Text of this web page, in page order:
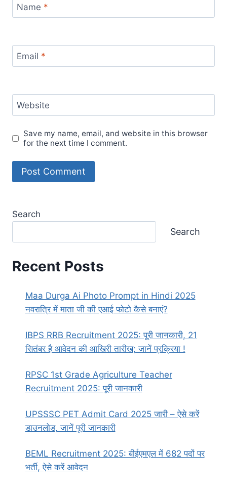
Name *
Email *
Website
Save my name, email, and website in this browser
for the next time I comment.
Search
Search
Recent Posts
Maa Durga Ai Photo Prompt in Hindi 2025
नवरात्रि में माता जी की एआई फोटो कैसे बनाएं?
IBPS RRB Recruitment 2025: पूरी जानकारी, 21
सितंबर है आवेदन की आखिरी तारीख; जानें प्रक्रिया !
RPSC 1st Grade Agriculture Teacher
Recruitment 2025: पूरी जानकारी
UPSSSC PET Admit Card 2025 जारी – ऐसे करें
डाउनलोड, जानें पूरी जानकारी
BEML Recruitment 2025: बीईएमएल में 682 पदों पर
भर्ती, ऐसे करें आवेदन